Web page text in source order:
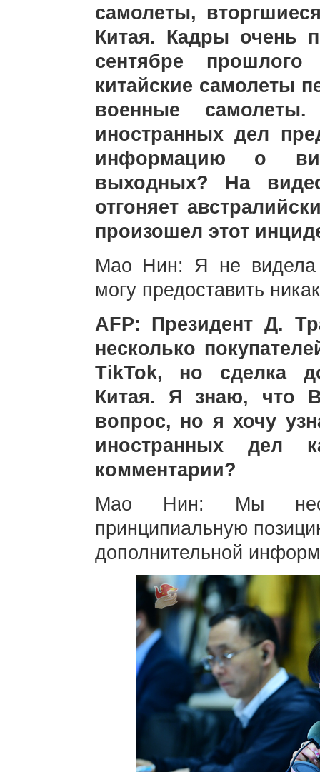
самолеты,
Китая. Кадры очень
сентябре
китайские самолеты
военные
иностранных дел
информацию о
выходных? На
отгоняет
произошел этот
Мао Нин: Я не видела
могу предоставить
AFP: Президент Д.
несколько
TikTok, но сделка
Китая. Я знаю, что
вопрос, но я хочу
иностранных дел
комментарии?
Мао Нин: Мы
принципиальную
дополнительной